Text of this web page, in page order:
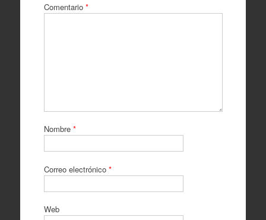
Comentario *
Nombre *
Correo electrónico *
Web